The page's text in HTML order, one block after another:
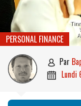
PERSONAL FINANCE
 par
